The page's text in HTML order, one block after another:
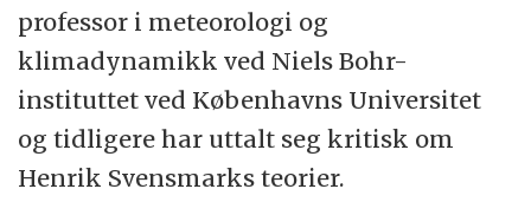
professor i meteorologi og
klimadynamikk ved Niels Bohr-
instituttet ved Københavns Universitet
og tidligere har uttalt seg kritisk om
Henrik Svensmarks teorier.